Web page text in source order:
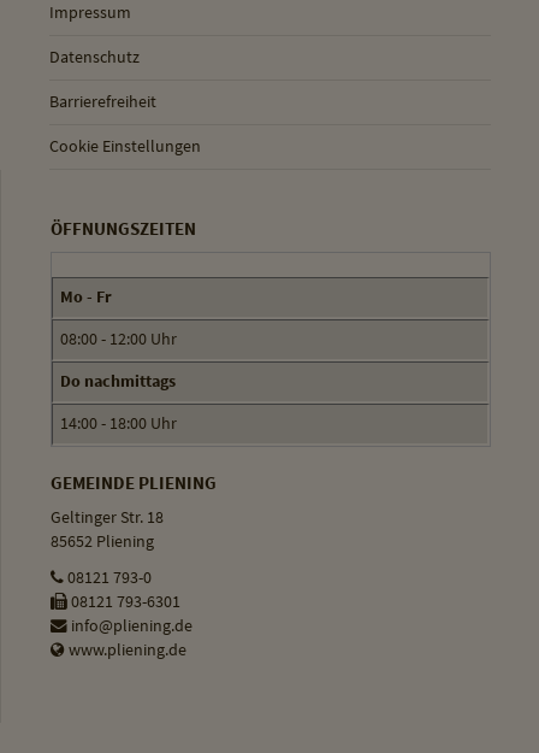
Impressum
Datenschutz
Barrierefreiheit
Cookie Einstellungen
ÖFFNUNGSZEITEN
Mo - Fr
08:00 - 12:00 Uhr
Do nachmittags
14:00 - 18:00 Uhr
GEMEINDE PLIENING
Geltinger Str. 18
85652 Pliening
08121 793-0
08121 793-6301
info@pliening.de
www.pliening.de